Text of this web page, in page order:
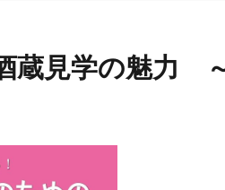
蔵見学の魅力